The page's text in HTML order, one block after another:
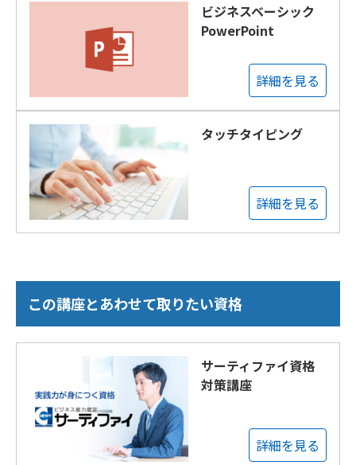
ビジネスベーシック
PowerPoint
詳細を見る
タッチタイピング
詳細を見る
この講座とあわせて取りたい資格
サーティファイ資格
対策講座
詳細を見る